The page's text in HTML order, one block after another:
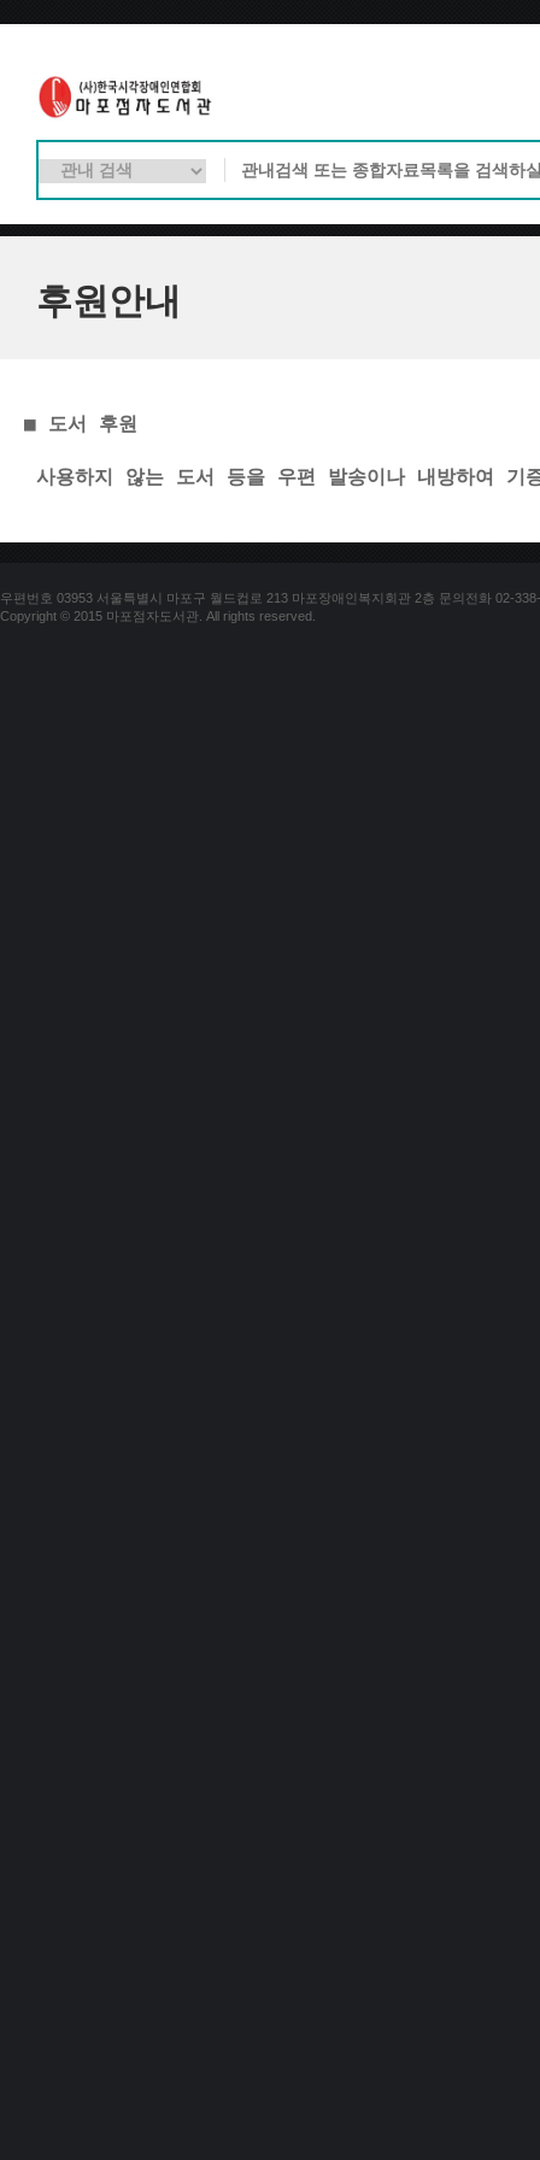
후원안내
■ 도서 후원
사용하지 않는 도서 등을 우편 발송이나 내방하여 기
우편번호 03953 서울특별시 마포구 월드컵로 213 마포장애인복지회관 2층 문의전화 02-
Copyright © 2015 마포점자도서관. All rights reserved.